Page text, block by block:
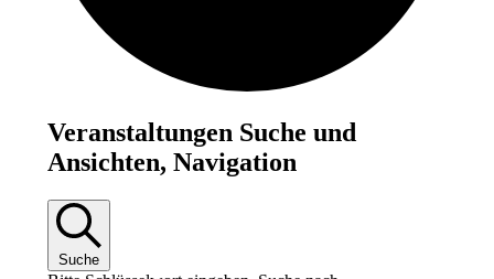
Veranstaltungen
für
23.
Juni
2025
Veranstaltungen Suche und
Ansichten, Navigation
Suche